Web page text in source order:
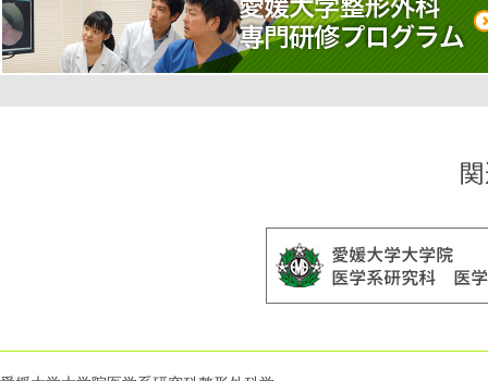
2025.11.17
日本組織移植学会認定骨バンク（カテゴリー
1）を取得しました
2025.10.17
Zimmer Biomet Local Seminar in MATSUYAMA
を開催しました
催（会場：愛媛大学カダバーサージカルセンタ
ETERNAL（ Ehime Trauma Education,
Research, and Network for locAL